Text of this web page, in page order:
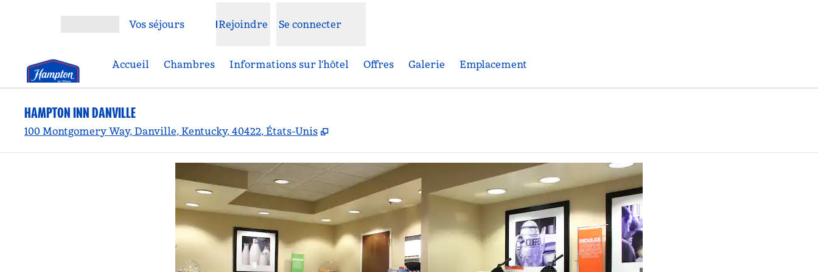
Vos séjours Rejoindre Se connecter
Accueil Chambres Informations sur l'hôtel Offres Galerie Emplacement
HAMPTON INN DANVILLE
100 Montgomery Way, Danville, Kentucky, 40422, États-Unis ,